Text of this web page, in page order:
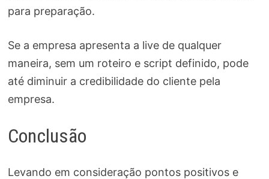
para preparação.
Se a empresa apresenta a live de qualquer
maneira, sem um roteiro e script definido, pode
até diminuir a credibilidade do cliente pela
empresa.
Conclusão
Levando em consideração pontos positivos e